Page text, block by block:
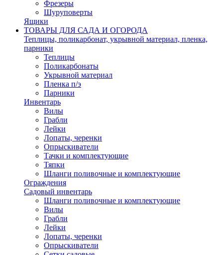
Фрезеры
Шуруповерты
Ящики
ТОВАРЫ ДЛЯ САДА И ОГОРОДА
Теплицы, поликарбонат, укрывной материал, пленка,
парники
Теплицы
Поликарбонаты
Укрывной материал
Пленка п/э
Парники
Инвентарь
Вилы
Грабли
Лейки
Лопаты, черенки
Опрыскиватели
Тачки и комплектующие
Тяпки
Шланги поливочные и комплектующие
Ограждения
Садовый инвентарь
Шланги поливочные и комплектующие
Вилы
Грабли
Лейки
Лопаты, черенки
Опрыскиватели